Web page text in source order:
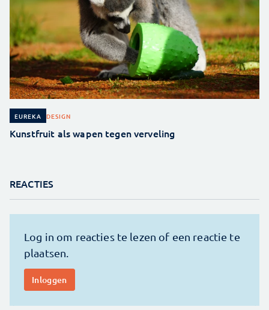
EUREKA DESIGN
Kunstfruit als wapen tegen verveling
REACTIES